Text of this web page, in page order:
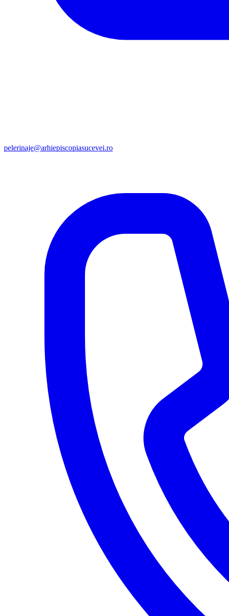
pelerinaje@arhiepiscopiasucevei.ro